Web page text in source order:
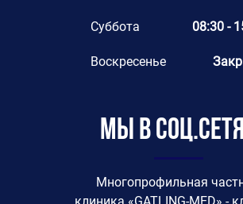
Суббота 08:30 -
Воскресенье
Мы в
Многопрофильная
клиника «GATLING-MED» -